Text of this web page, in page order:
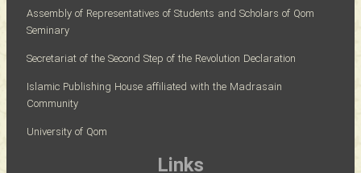
Assembly of Representatives of Students and Scholars of Qom
Seminary
Secretariat of the Second Step of the Revolution Declaration
Islamic Publishing House affiliated with the Madrasain
Community
University of Qom
Links